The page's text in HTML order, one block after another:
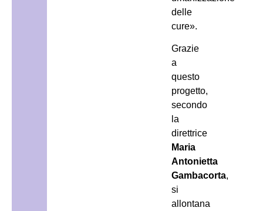
delle
cure».
Grazie
a
questo
progetto,
secondo
la
direttrice
Maria
Antonietta
Gambacorta,
si
allontana